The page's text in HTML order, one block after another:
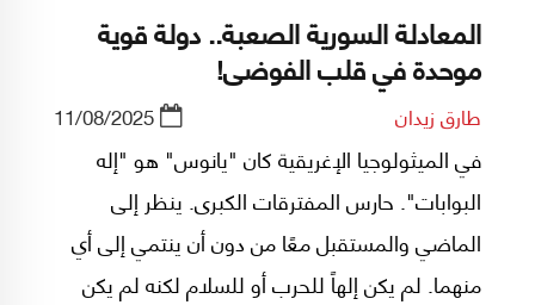
المعادلة السورية الصعبة.. دولة قوية
موحدة في قلب الفوضى!
طارق زيدان 11/08/2025
في الميثولوجيا الإغريقية كان "يانوس" هو "إله
البوابات". حارس المفترقات الكبرى. ينظر إلى
الماضي والمستقبل معًا من دون أن ينتمي إلى أي
منهما. لم يكن إلهاً للحرب أو للسلام لكنه لم يكن